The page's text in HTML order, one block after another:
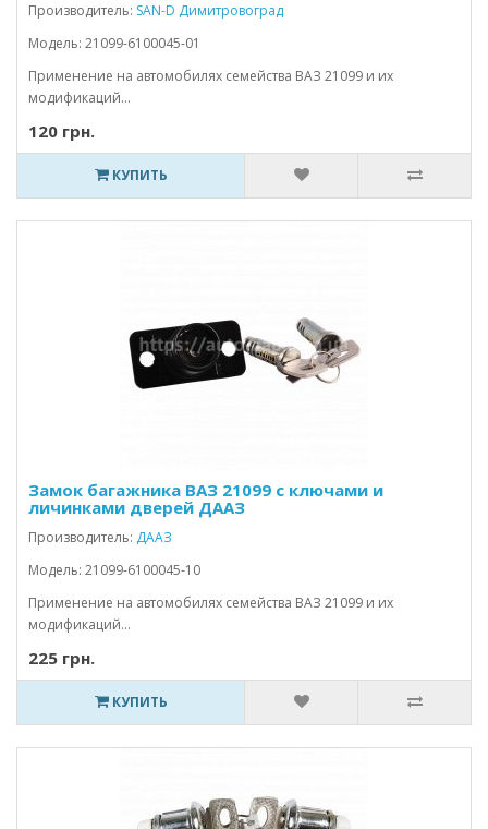
Производитель: SAN-D Димитровоград
Модель: 21099-6100045-01
Применение на автомобилях семейства ВАЗ 21099 и их
модификаций...
120 грн.
КУПИТЬ
Замок багажника ВАЗ 21099 с ключами и
личинками дверей ДААЗ
Производитель: ДААЗ
Модель: 21099-6100045-10
Применение на автомобилях семейства ВАЗ 21099 и их
модификаций...
225 грн.
КУПИТЬ